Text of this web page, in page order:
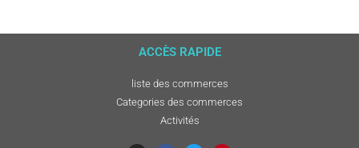
ACCÈS RAPIDE
liste des commerces
Categories des commerces
Activités